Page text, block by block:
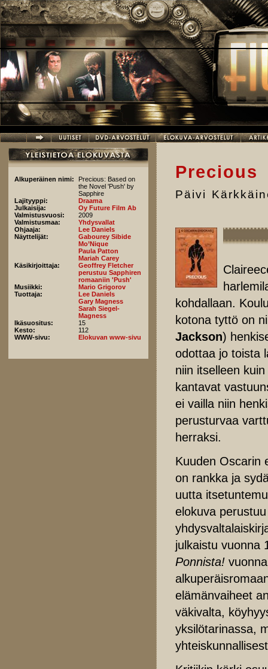
Hyppää pääsisältöön
Alkuperäinen nimi:
Precious: Based on
the Novel 'Push' by
Sapphire
Lajityyppi:
Draama
Julkaisija:
Oy Future Film Ab
Valmistusvuosi:
2009
Valmistusmaa:
Yhdysvallat
Ohjaaja:
Lee Daniels
Näyttelijät:
Gabourey Sibide
Mo’Nique
Paula Patton
Mariah Carey
Käsikirjoittaja:
Geoffrey Fletcher
perustuu Sapphiren
romaaniin 'Push'
Musiikki:
Mario Grigorov
Tuottaja:
Lee Daniels
Gary Magness
Sarah Siegel-
Magness
Ikäsuositus:
15
Kesto:
112
WWW-sivu:
Elokuvan www-sivu
Precious
Päivi
kohdallaan.
kotona tyttö on
Jackson)
odottaa jo toista
niin itselleen
kantavat
ei vailla niin
perusturvaa
herraksi.
Kuuden Oscarin
on rankka ja
uutta
elokuva
julkaistu vuonna
Ponnista!
elämänvaiheet
väkivalta,
yksilötarinassa,